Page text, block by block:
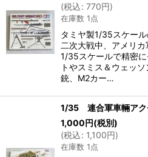
(税込: 770円)
在庫数 1点
タミヤ製1/35スケー
二次大戦中、アメリ
1/35スケールで精密
トやスミス＆ウェッ
銃、M2カー…
1/35 連合軍車輛アク
1,000円(税別)
(税込: 1,100円)
在庫数 1点